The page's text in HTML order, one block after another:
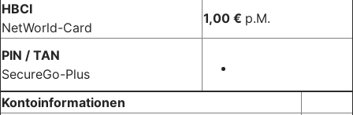
HBCI
NetWorld-Card
1,00 € p.M.
PIN / TAN
SecureGo-Plus
Kontoinformationen